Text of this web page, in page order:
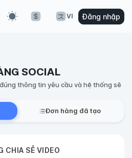
VI Đăng nhập
SOCIAL
thông tin yêu cầu và hệ thống sẽ
Đơn hàng đã tạo
CHIA SẺ VIDEO